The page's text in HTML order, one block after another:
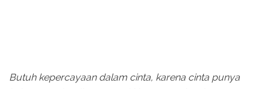
Butuh kepercayaan dalam cinta, karena cinta punya